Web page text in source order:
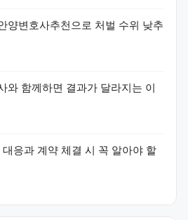
양변호사추천으로 처벌 수위 낮추
와 함께하면 결과가 달라지는 이
응과 계약 체결 시 꼭 알아야 할